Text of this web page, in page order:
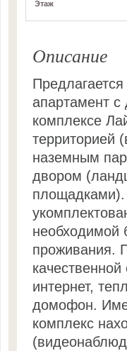
Этаж
Описание
апартамент
комплексе
территорией
наземным
двором
площадками).
необходимой
проживания.
интернет,
домофон.
комплекс